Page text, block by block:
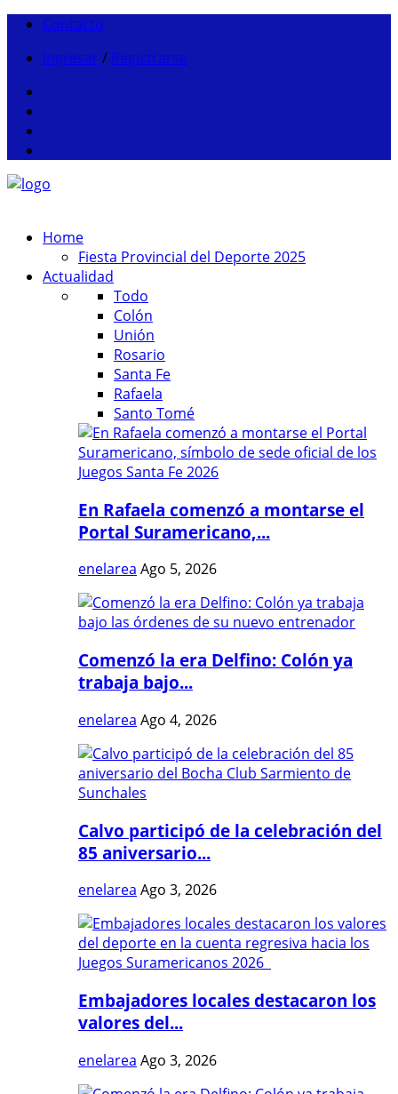
Contacto
Ingresar / Registrarse
Home
Fiesta Provincial del Deporte 2025
Actualidad
Todo
Colón
Unión
Rosario
Santa Fe
Rafaela
Santo Tomé
En Rafaela comenzó a montarse el
Portal Suramericano,...
enelarea Ago 5, 2026
Comenzó la era Delfino: Colón ya
trabaja bajo...
enelarea Ago 4, 2026
Calvo participó de la celebración del
85 aniversario...
enelarea Ago 3, 2026
Embajadores locales destacaron los
valores del...
enelarea Ago 3, 2026